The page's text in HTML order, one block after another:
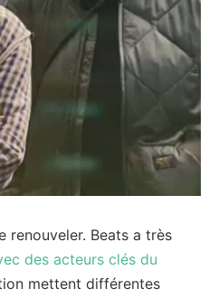
renouveler. Beats a très
des acteurs clés du
mettent différentes